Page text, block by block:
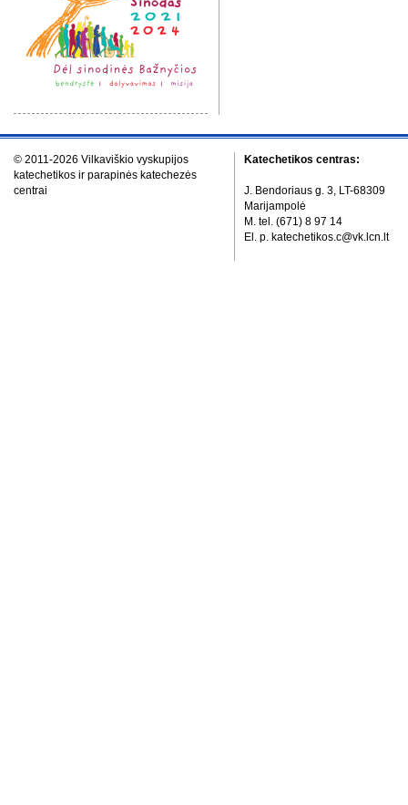
© 2011-2026 Vilkaviškio vyskupijos
katechetikos ir parapinės katechezės
centrai
Katechetikos centras:
J. Bendoriaus g. 3, LT-68309
Marijampolė
M. tel. (671) 8 97 14
El. p. katechetikos.c@vk.lcn.lt